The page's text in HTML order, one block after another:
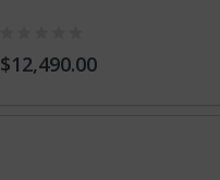
$12,490.00